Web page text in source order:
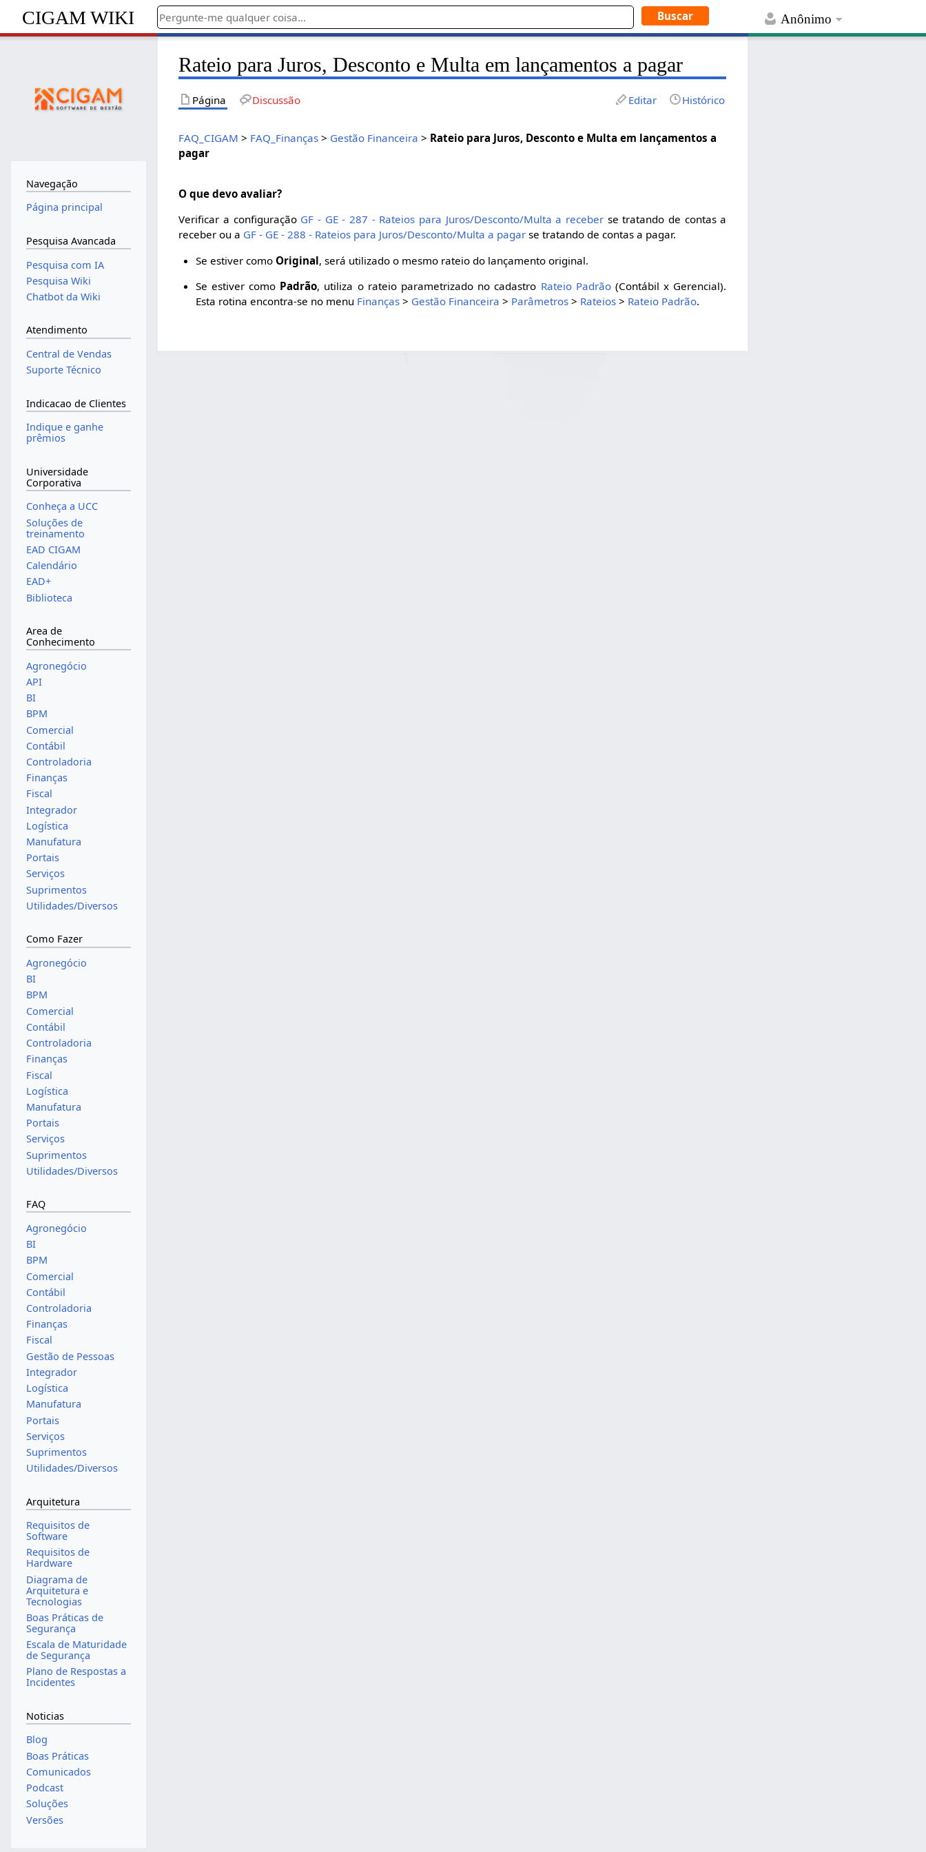
Anônimo
CIGAM WIKI
Rateio para Juros, Desconto e Multa em lançamentos a pagar
Página Discussão Editar Histórico
FAQ_CIGAM > FAQ_Finanças > Gestão Financeira > Rateio para Juros, Desconto e Multa em lançamentos a
pagar
O que devo avaliar?
Verificar a configuração GF - GE - 287 - Rateios para Juros/Desconto/Multa a receberse tratando de contas a
receber ou a GF - GE - 288 - Rateios para Juros/Desconto/Multa a pagar se tratando de contas a pagar.
Se estiver como Original, será utilizado o mesmo rateio do lançamento original.
Se estiver como Padrão, utiliza o rateio parametrizado no cadastro Rateio Padrão(Contábil x Gerencial).
Esta rotina encontra-se no menu Finanças> Gestão Financeira > Parâmetros> Rateios> Rateio Padrão.
Navegação
Página principal
Pesquisa Avancada
Pesquisa com IA
Pesquisa Wiki
Chatbot da Wiki
Atendimento
Central de Vendas
Suporte Técnico
Indicacao de Clientes
Indique e ganhe
prêmios
Universidade
Corporativa
Conheça a UCC
Soluções de
treinamento
EAD CIGAM
Calendário
EAD+
Biblioteca
Area de
Conhecimento
Agronegócio
API
BI
BPM
Comercial
Contábil
Controladoria
Finanças
Fiscal
Integrador
Logística
Manufatura
Portais
Serviços
Suprimentos
Utilidades/Diversos
Como Fazer
Agronegócio
BI
BPM
Comercial
Contábil
Controladoria
Finanças
Fiscal
Logística
Manufatura
Portais
Serviços
Suprimentos
Utilidades/Diversos
FAQ
Agronegócio
BI
BPM
Comercial
Contábil
Controladoria
Finanças
Fiscal
Gestão de Pessoas
Integrador
Logística
Manufatura
Portais
Serviços
Suprimentos
Utilidades/Diversos
Arquitetura
Requisitos de
Software
Requisitos de
Hardware
Diagrama de
Arquitetura e
Tecnologias
Boas Práticas de
Segurança
Escala de Maturidade
de Segurança
Plano de Respostas a
Incidentes
Noticias
Blog
Boas Práticas
Comunicados
Podcast
Soluções
Versões